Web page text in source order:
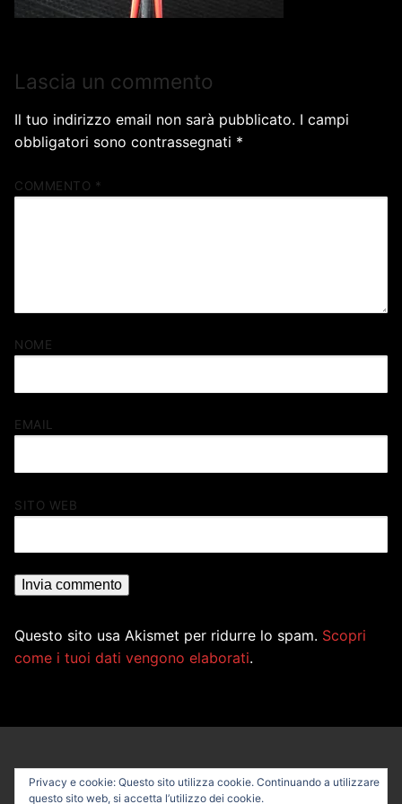
Lascia un commento
Il tuo indirizzo email non sarà pubblicato. I campi
obbligatori sono contrassegnati *
COMMENTO *
NOME
EMAIL
SITO WEB
Questo sito usa Akismet per ridurre lo spam. Scopri
come i tuoi dati vengono elaborati.
Privacy e cookie: Questo sito utilizza cookie. Continuando a utilizzare
questo sito web, si accetta l’utilizzo dei cookie.